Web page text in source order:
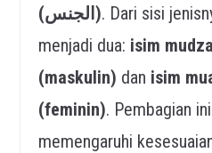
(الجنس). Dari sisi
menjadi dua: isim
(maskulin) dan isim
(feminin). Pembagian
memengaruhi